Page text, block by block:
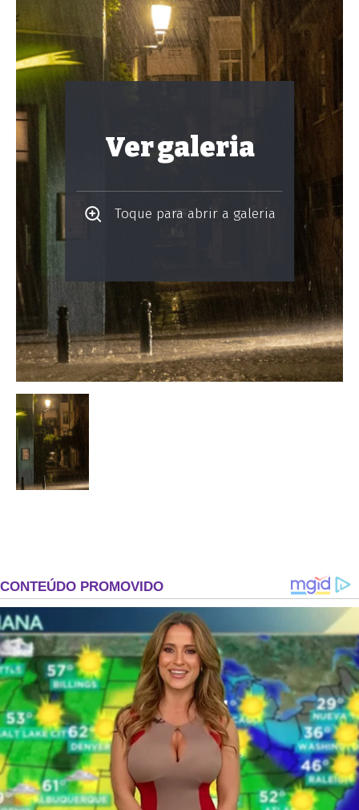
Ver galeria
Toque para abrir a galeria